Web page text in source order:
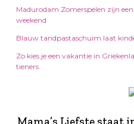
Madurodam Zomerspelen zijn
weekend
Blauw tandpastaschuim laat
Zo kies je een vakantie in
tieners
Mama’s Liefste staat